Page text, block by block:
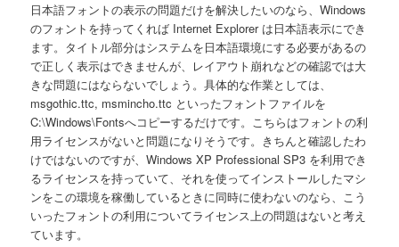
日本語フォントの表示の問題だけを解決したいのなら、Windows
のフォントを持ってくれば Internet Explorer は日本語表示にでき
ます。タイトル部分はシステムを日本語環境にする必要があるの
で正しく表示はできませんが、レイアウト崩れなどの確認では大
きな問題にはならないでしょう。具体的な作業としては、
msgothic.ttc, msmincho.ttc といったフォントファイルを
C:\Windows\Fontsへコピーするだけです。こちらはフォントの利
用ライセンスがないと問題になりそうです。きちんと確認したわ
けではないのですが、Windows XP Professional SP3 を利用でき
るライセンスを持っていて、それを使ってインストールしたマシ
ンをこの環境を稼働しているときに同時に使わないのなら、こう
いったフォントの利用についてライセンス上の問題はないと考え
ています。